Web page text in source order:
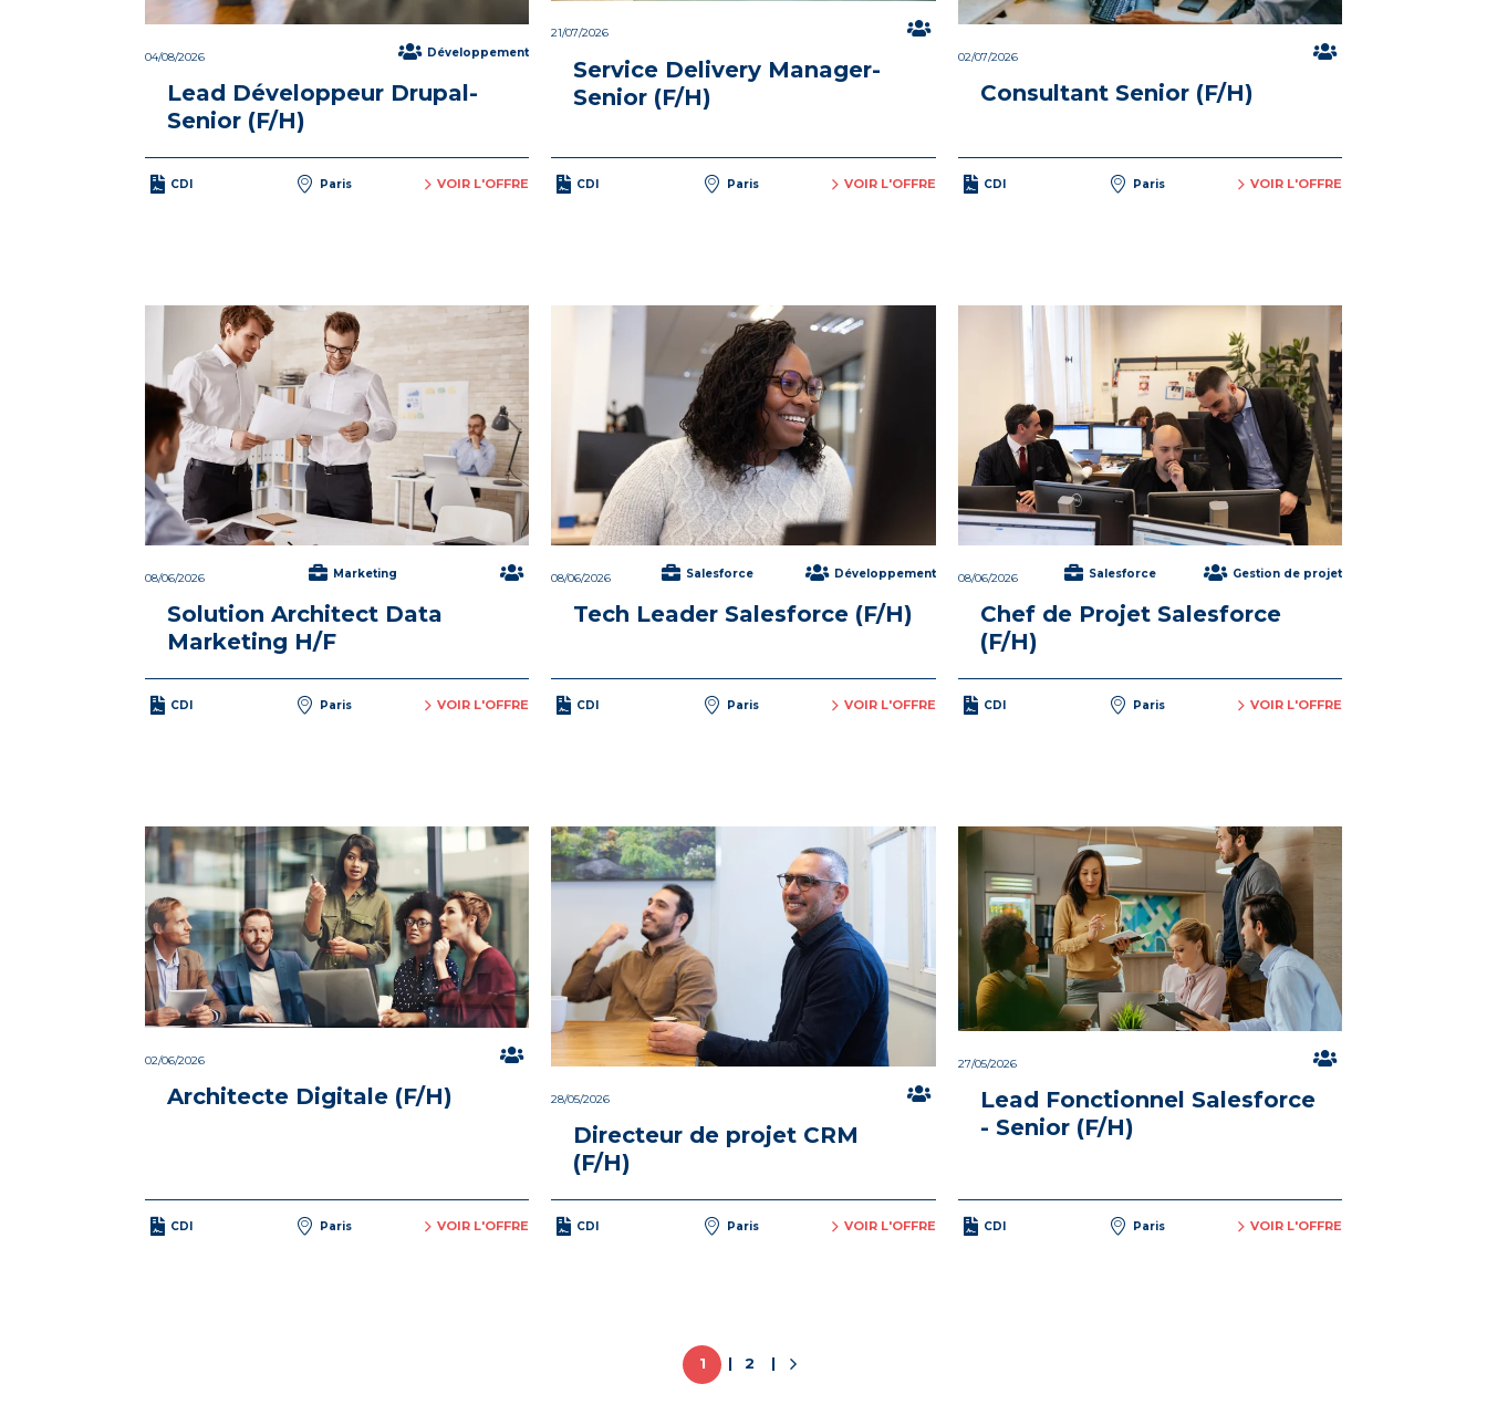
04/08/2026 Développement
Lead Développeur Drupal-
Senior (F/H)
CDI Paris VOIR L'OFFRE
21/07/2026
Service Delivery Manager-
Senior (F/H)
CDI Paris VOIR L'OFFRE
02/07/2026
Consultant Senior (F/H)
CDI Paris VOIR L'OFFRE
08/06/2026 Marketing
Solution Architect Data
Marketing H/F
CDI Paris VOIR L'OFFRE
08/06/2026 Salesforce Développement
Tech Leader Salesforce (F/H)
CDI Paris VOIR L'OFFRE
08/06/2026 Salesforce Gestion de projet
Chef de Projet Salesforce
(F/H)
CDI Paris VOIR L'OFFRE
02/06/2026
Architecte Digitale (F/H)
CDI Paris VOIR L'OFFRE
28/05/2026
Directeur de projet CRM
(F/H)
CDI Paris VOIR L'OFFRE
27/05/2026
Lead Fonctionnel Salesforce
- Senior (F/H)
CDI Paris VOIR L'OFFRE
1 2